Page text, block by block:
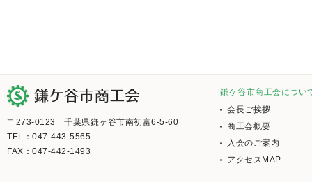
〒273-0123 千葉県鎌ヶ谷市南初富6-5-60
TEL：047-443-5565
FAX：047-442-1493
鎌ケ谷市商工会につい
会長ご挨拶
商工会概要
入会のご案内
アクセスMAP